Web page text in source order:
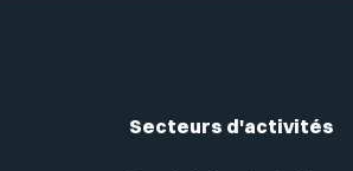
Secteurs d'activités